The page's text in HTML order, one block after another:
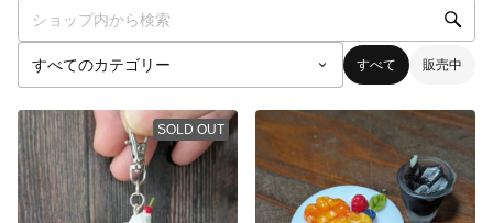
すべて 販売中
SOLD OUT